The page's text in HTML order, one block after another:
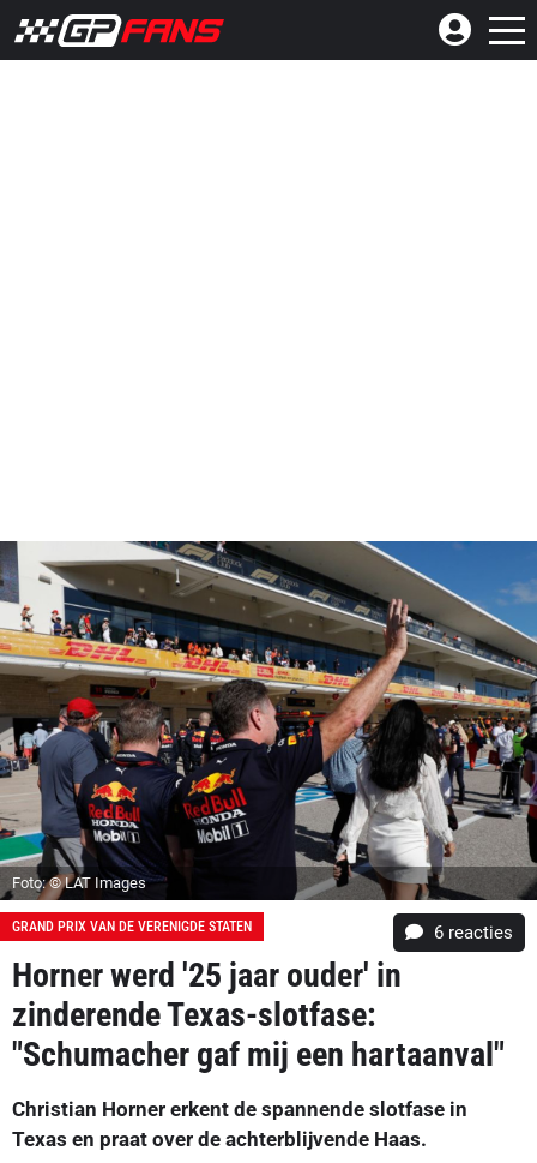
Foto: © LAT Images
GRAND PRIX VAN DE VERENIGDE STATEN 6 reacties
Horner werd '25 jaar ouder' in
zinderende Texas-slotfase:
"Schumacher gaf mij een hartaanval"
Christian Horner erkent de spannende slotfase in
Texas en praat over de achterblijvende Haas.